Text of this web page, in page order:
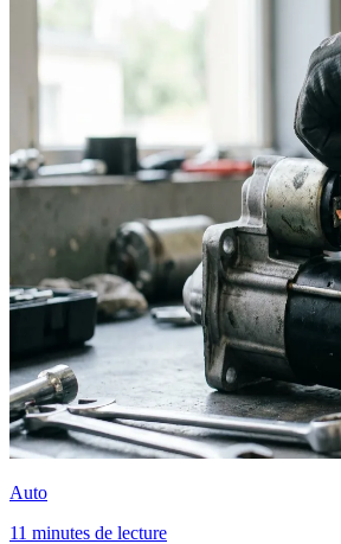
Auto
11 minutes de lecture